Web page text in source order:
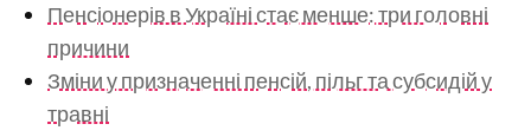
Пенсіонерів в Україні стає менше: три головні
причини
Зміни у призначенні пенсій, пільг та субсидій у
травні